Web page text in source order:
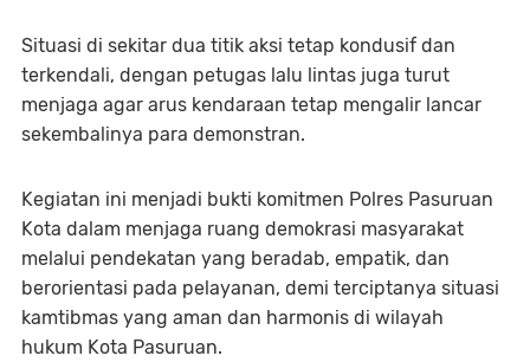
Situasi di sekitar dua titik aksi tetap kondusif dan
terkendali, dengan petugas lalu lintas juga turut
menjaga agar arus kendaraan tetap mengalir lancar
sekembalinya para demonstran.
Kegiatan ini menjadi bukti komitmen Polres Pasuruan
Kota dalam menjaga ruang demokrasi masyarakat
melalui pendekatan yang beradab, empatik, dan
berorientasi pada pelayanan, demi terciptanya situasi
kamtibmas yang aman dan harmonis di wilayah
hukum Kota Pasuruan.